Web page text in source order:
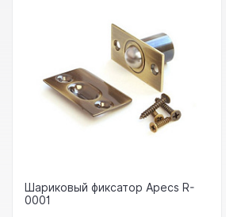
Шариковый фиксатор Apecs R-
0001